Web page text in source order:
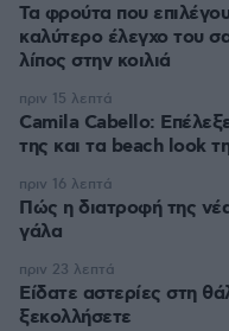
Τα φρούτα που
καλύτερο έλεγχο του
λίπος στην κοιλιά
Camila Cabello:
της και τα beach look
πριν 15 λεπτά
Πώς η διατροφή της
γάλα
πριν 16 λεπτά
Είδατε αστερίες στη
ξεκολλήσετε
πριν 23 λεπτά